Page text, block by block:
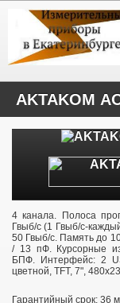
AKTAKOM
4 канала. Полоса
Гвыб/с (1 Гвыб/с-
50 Гвыб/с. Память до
/ 13 пФ. Курсорные
БПФ. Интерфейс: 2
цветной, TFT, 7",
Гарантийный срок: 36